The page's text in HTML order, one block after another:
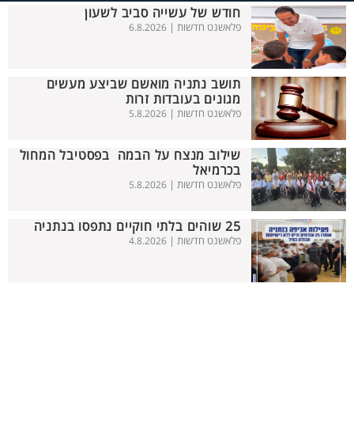
חודש של עשייה סביב לשעון
פלאשנט חדשות | 6.8.2026
תושב נתניה מואשם שביצע מעשים
מגונים בעובדות זרות
פלאשנט חדשות | 5.8.2026
שילוב מנצח על הבמה בפסטיבל המחול
בכרמיאל
פלאשנט חדשות | 5.8.2026
25 שוהים בלתי חוקיים נתפסו בנתניה
פלאשנט חדשות | 4.8.2026